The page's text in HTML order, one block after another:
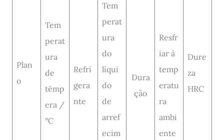
Plan
o
Tem
perat
ura
de
têmp
era /
°C
Dure
za
HRC
Refri
gera
nte
Tem
perat
ura
do
líqui
do
de
arref
ecim
Dura
ção
Resfr
iar à
temp
eratu
ra
ambi
ente